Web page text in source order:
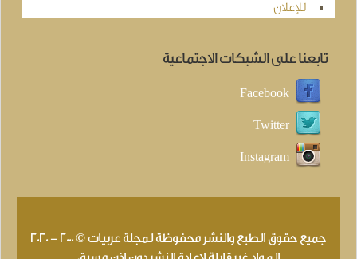
للإعلان
تابعنا على الشبكات الاجتماعية
Facebook
Twitter
Instagram
جميع حقوق الطبع والنشر محفوظة لمجلة عربيات © 2000 - 2020